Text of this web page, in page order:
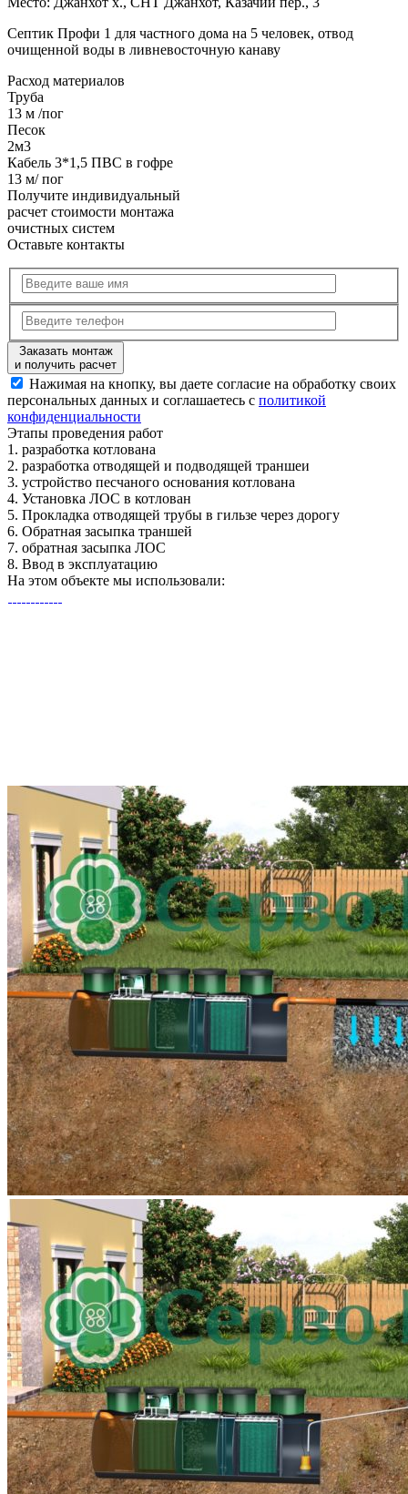
Септик Профи 1 для частного дома на 5 человек, отвод
очищенной воды в ливневосточную канаву
Расход материалов
Труба
13 м /пог
Песок
2м3
Кабель 3*1,5 ПВС в гофре
13 м/ пог
Получите индивидуальный
расчет стоимости монтажа
очистных систем
Оставьте контакты
Заказать монтаж
и получить расчет
Нажимая на кнопку, вы даете согласие на обработку своих
персональных данных и соглашаетесь с политикой
конфиденциальности
Этапы проведения работ
1. разработка котлована
2. разработка отводящей и подводящей траншеи
3. устройство песчаного основания котлована
4. Установка ЛОС в котлован
5. Прокладка отводящей трубы в гильзе через дорогу
6. Обратная засыпка траншей
7. обратная засыпка ЛОС
8. Ввод в эксплуатацию
На этом объекте мы использовали: